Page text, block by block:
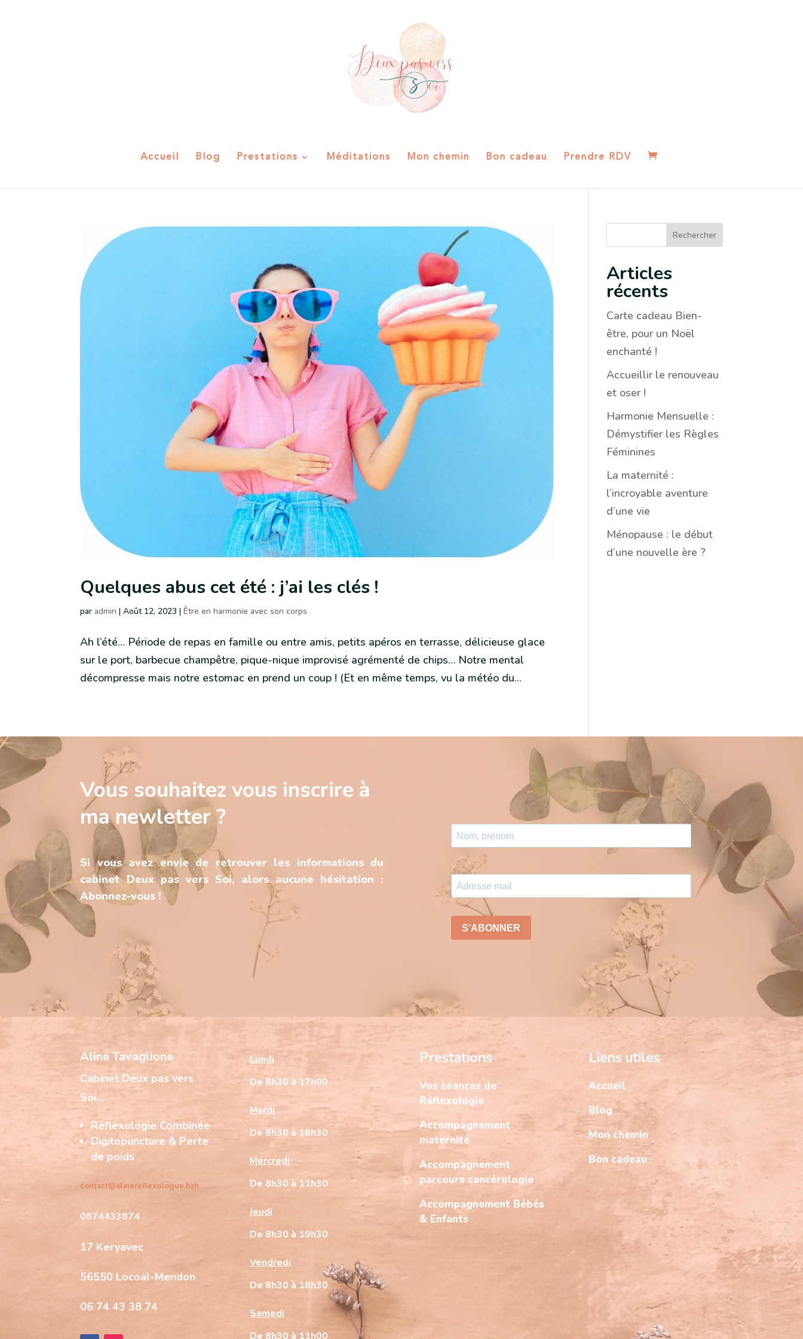
Accueil Blog Prestations Méditations Mon chemin Bon cadeau Prendre RDV
Quelques abus cet été : j’ai les clés !
paradmin |Août 12, 2023 |Être en harmonie avec son corps
Ah l’été… Période de repas en famille ou entre amis, petits apéros en terrasse, délicieuse glace
sur le port, barbecue champêtre, pique-nique improvisé agrémenté de chips… Notre mental
décompresse mais notre estomac en prend un coup ! (Et en même temps, vu la météo du...
Rechercher
Articles
récents
Carte cadeau Bien-
être, pour un Noël
enchanté !
Accueillir le renouveau
et oser !
Harmonie Mensuelle :
Démystifier les Règles
Féminines
La maternité :
l’incroyable aventure
d’une vie
Ménopause : le début
d’une nouvelle ère ?
Vous souhaitez vous inscrire à
ma newletter ?
Si vous avez envie de retrouver les informations du
cabinet Deux pas vers Soi, alors aucune hésitation :
Abonnez-vous !
Aline Tavaglione
Cabinet Deux pas vers
Soi…
Réflexologie Combinée
Digitopuncture & Perte
de poids
contact@alinereflexologue.bzh
0674433874
17 Keryavec
56550 Locoal-Mendon
06 74 43 38 74
Lundi
De 8h30 à 17h00
Mardi
De 8h30 à 18h30
Mercredi
De 8h30 à 11h30
Jeudi
De 8h30 à 19h30
Vendredi
De 8h30 à 18h30
Samedi
De 8h30 à 11h00
Prestations
Vos séances de
Réflexologie
Accompagnement
maternité
Accompagnement
parcours cancérologie
Accompagnement Bébés
& Enfants
Liens utiles
Accueil
Blog
Mon chemin
Bon cadeau